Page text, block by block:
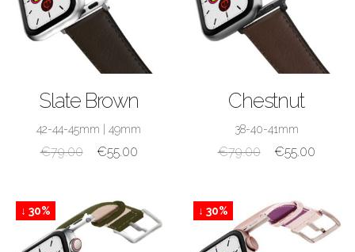
Slate Brown
42-44-45mm 49mm
€79.00 €55.00
Chestnut
38-40-41mm
€79.00 €55.00
↓ 30% ↓ 30%